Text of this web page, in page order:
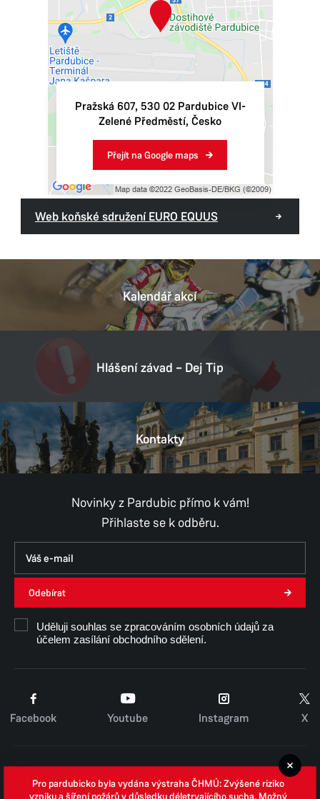
Pražská 607, 530 02 Pardubice VI-
Zelené Předměstí, Česko
Přejít na Google maps
Web koňské sdružení EURO EQUUS
Kalendář akcí
Hlášení závad – Dej Tip
Kontakty
Novinky z Pardubic přímo k vám!
Přihlaste se k odběru.
Odebírat
Uděluji souhlas se zpracováním osobních údajů za
účelem zasílání obchodního sdělení.
Facebook Youtube Instagram X
Pro pardubicko byla vydána výstraha ČHMÚ: Zvýšené riziko
vzniku a šíření požárů v důsledku déletrvajícího sucha. Možný